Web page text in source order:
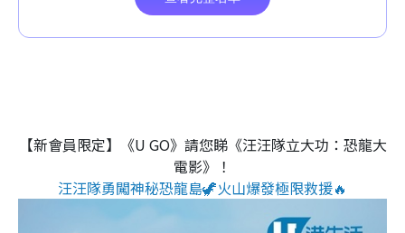
【新會員限定】《U GO》請您睇《汪汪隊立大功：恐龍大
電影》！
汪汪隊勇闖神秘恐龍島🦖火山爆發極限救援🔥